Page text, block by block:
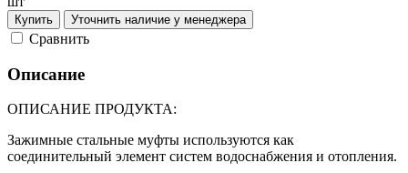
Купить Уточнить наличие у менеджера
Cравнить
Описание
ОПИСАНИЕ ПРОДУКТА:
Зажимные стальные муфты используются как
соединительный элемент систем водоснабжения и отопления.